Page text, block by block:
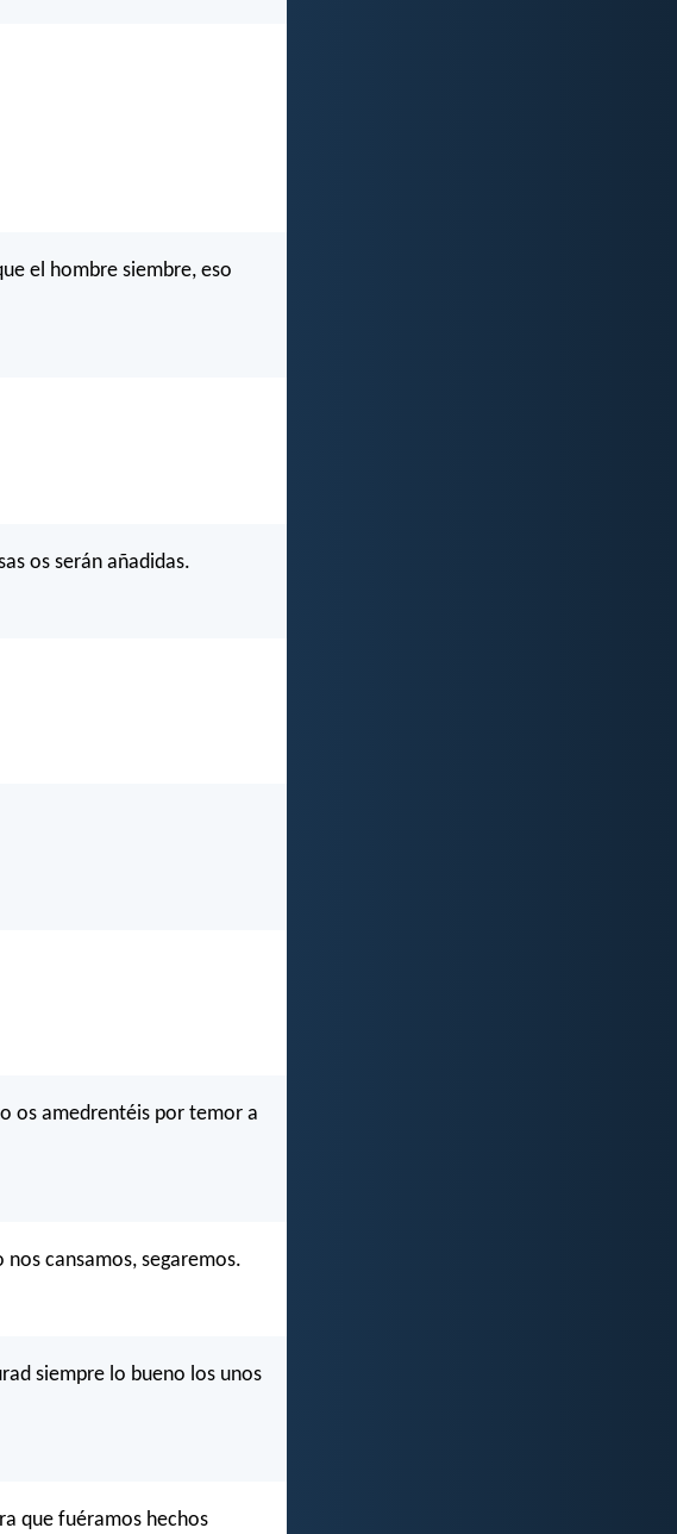
el hombre siembre, eso
os serán añadidas.
os amedrentéis por temor a
cansamos, segaremos.
siempre lo bueno los unos
que fuéramos hechos